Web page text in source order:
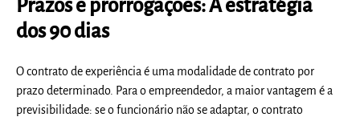
Prazos e prorrogações: A estratégia
dos 90 dias
O contrato de experiência é uma modalidade de contrato por
prazo determinado. Para o empreendedor, a maior vantagem é a
previsibilidade: se o funcionário não se adaptar, o contrato